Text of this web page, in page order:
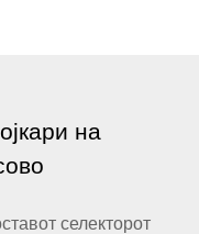
на
селекторот